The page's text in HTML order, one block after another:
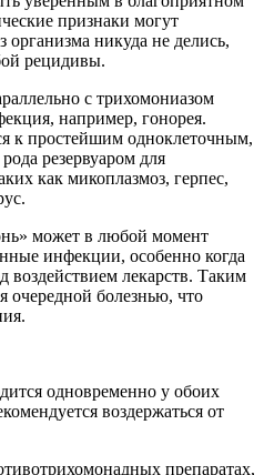
признаки могут
организма никуда не делись,
рецидивы.
с трихомониазом
например, гонорея.
к простейшим одноклеточным,
резервуаром для
как микоплазмоз, герпес,
может в любой момент
инфекции, особенно когда
воздействием лекарств. Таким
очередной болезнью, что
одновременно у обоих
воздержаться от
препаратах,